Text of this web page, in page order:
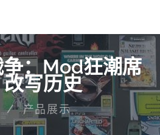
：Mod狂潮席
写历史
产品展示